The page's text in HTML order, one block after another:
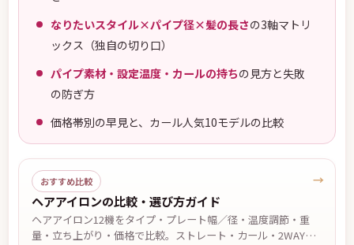
なりたいスタイル×パイプ径×髪の長さの3軸マトリ
ックス（独自の切り口）
パイプ素材・設定温度・カールの持ちの見方と失敗
の防ぎ方
価格帯別の早見と、カール人気10モデルの比較
おすすめ比較
ヘアアイロンの比較・選び方ガイド
ヘアアイロン12機をタイプ・プレート幅／径・温度調節・重
量・立ち上がり・価格で比較。ストレート・カール・2WAYの
→